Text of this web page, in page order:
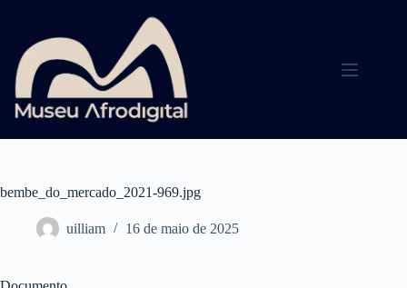
conteúdo
bembe_do_mercado_2021-969.jpg
uilliam 16 de maio de 2025